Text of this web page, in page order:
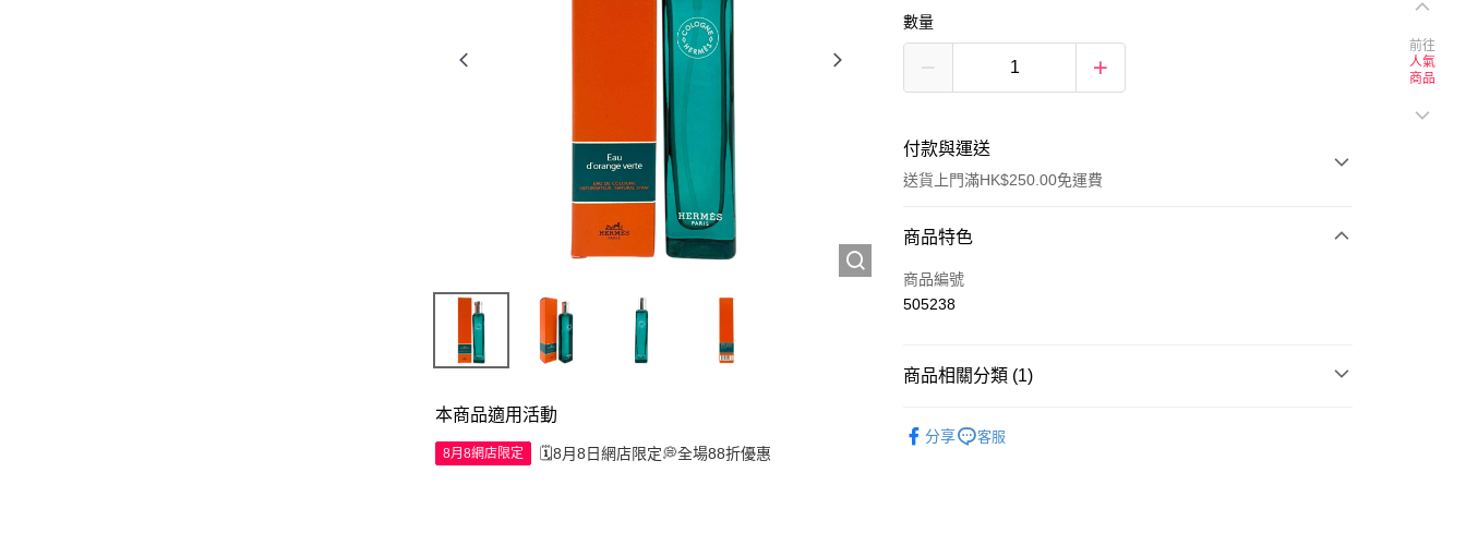
本商品適用活動
8月8網店限定 🗓️8月8日網店限定💭全場88折優惠
數量
付款與運送
送貨上門滿HK$250.00免運費
付款方式
信用卡
商品特色
商品編號
505238
商品相關分類 (1)
分享
客服
前往
人氣
商品